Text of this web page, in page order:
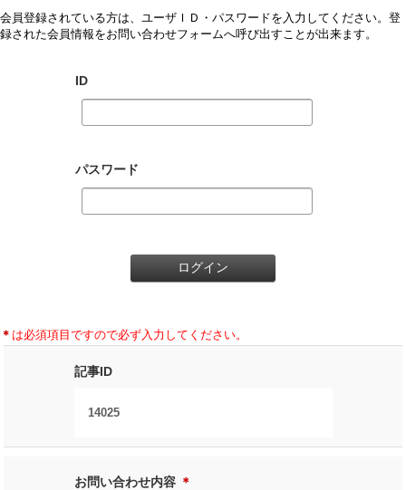
会員登録されている方は、ユーザＩＤ・パスワードを入力してください。登
録された会員情報をお問い合わせフォームへ呼び出すことが出来ます。
ID
パスワード
＊ は必須項目ですので必ず入力してください。
記事ID
14025
お問い合わせ内容 ＊